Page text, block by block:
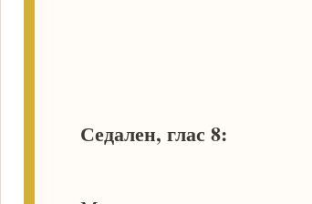
Седален, глас 8: